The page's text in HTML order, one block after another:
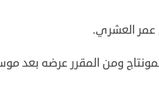
عمر العشري.
ومن المقرر عرضه بعد